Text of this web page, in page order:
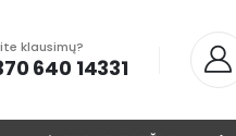
klausimų?
640 14331